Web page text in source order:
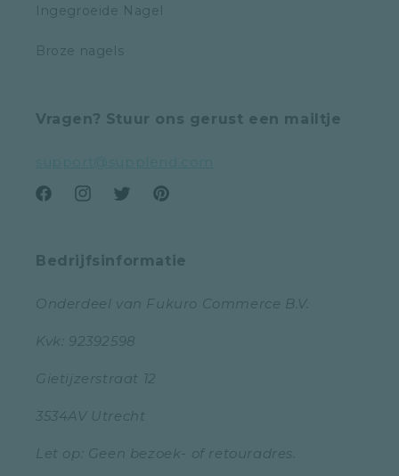
Ingegroeide Nagel
Broze nagels
Vragen? Stuur ons gerust een mailtje
FacebookInstagramTwitterPinterest
Bedrijfsinformatie
Onderdeel van Fukuro Commerce B.V.
Kvk: 92392598
Gietijzerstraat 12
3534AV Utrecht
Let op: Geen bezoek- of retouradres.